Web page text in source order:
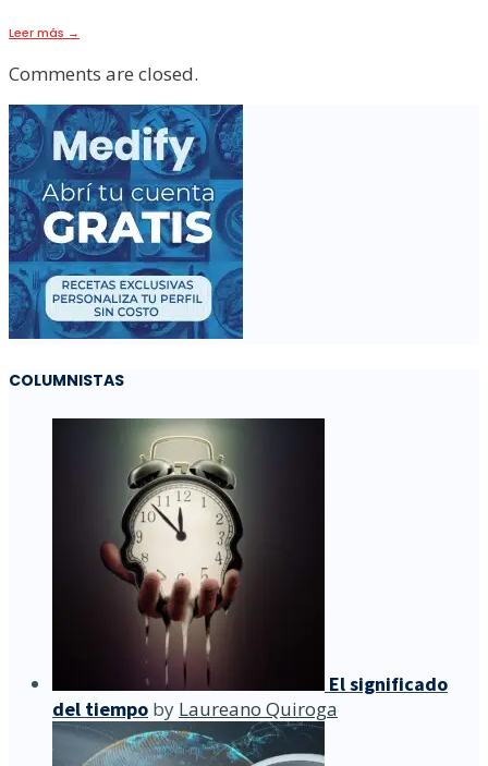
Leer más →
Comments are closed.
COLUMNISTAS
El significado
del tiempo by Laureano Quiroga